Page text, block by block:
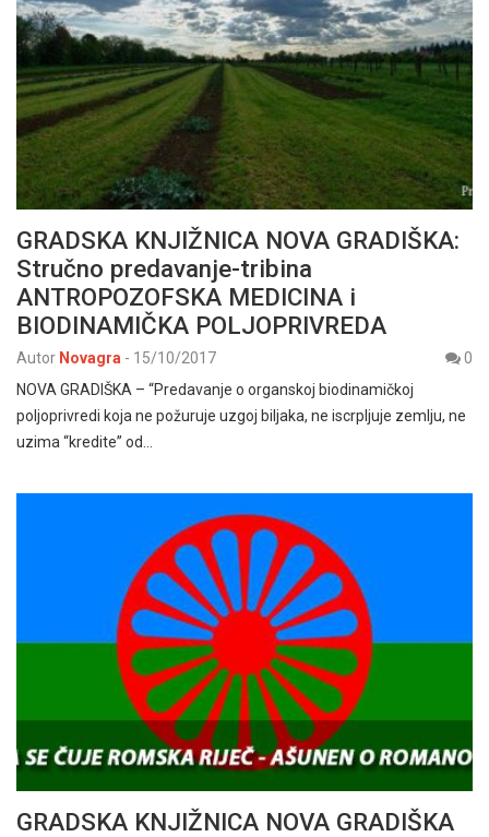
GRADSKA KNJIŽNICA NOVA GRADIŠKA:
Stručno predavanje-tribina
ANTROPOZOFSKA MEDICINA i
BIODINAMIČKA POLJOPRIVREDA
Autor Novagra - 15/10/2017
0
NOVA GRADIŠKA – “Predavanje o organskoj biodinamičkoj
poljoprivredi koja ne požuruje uzgoj biljaka, ne iscrpljuje zemlju, ne
uzima “kredite” od…
GRADSKA KNJIŽNICA NOVA GRADIŠKA